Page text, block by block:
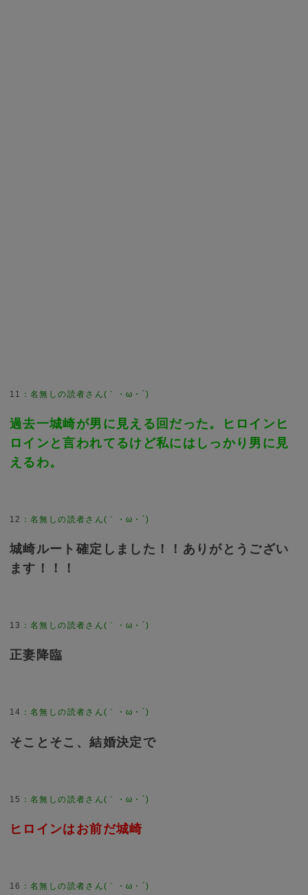
11 ：名無しの読者さん(｀・ω・´)
過去一城崎が男に見える回だった。ヒロインヒ
ロインと言われてるけど私にはしっかり男に見
えるわ。
12 ：名無しの読者さん(｀・ω・´)
城崎ルート確定しました！！ありがとうござい
ます！！！
13 ：名無しの読者さん(｀・ω・´)
正妻降臨
14 ：名無しの読者さん(｀・ω・´)
そことそこ、結婚決定で
15 ：名無しの読者さん(｀・ω・´)
ヒロインはお前だ城崎
16 ：名無しの読者さん(｀・ω・´)